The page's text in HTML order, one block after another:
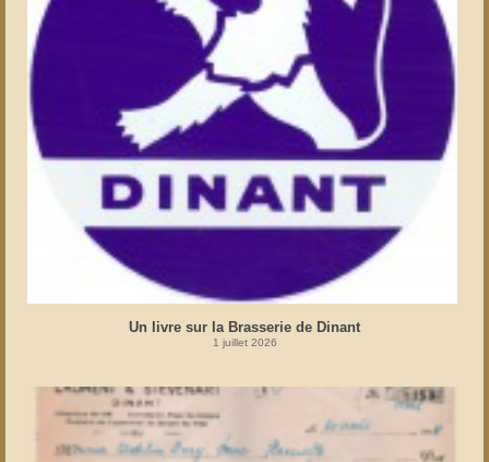
Un livre sur la Brasserie de Dinant
1 juillet 2026